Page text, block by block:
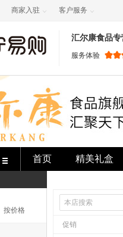
商家入驻  客户服务 
汇尔康食品专
服务体验
首页 精美礼盒
按价格
促销